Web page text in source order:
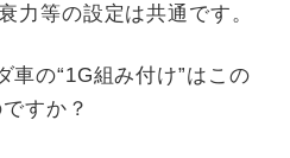
力等の設定は共通です。
車の“1G組み付け”はこの
すか？